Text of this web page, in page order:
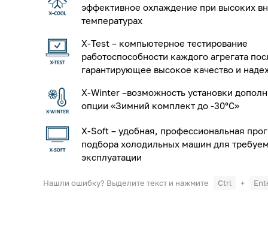
эффективное охлаждение при высоких
температурах
X-Test – компьютерное тестирование
работоспособности каждого агрегата
гарантирующее высокое качество и
X-Winter –возможность установки
опции «Зимний комплект до -30°С»
X-Soft – удобная, профессиональная
подбора холодильных машин для
эксплуатации
Нашли ошибку? Выделите текст и нажмите Ctrl +